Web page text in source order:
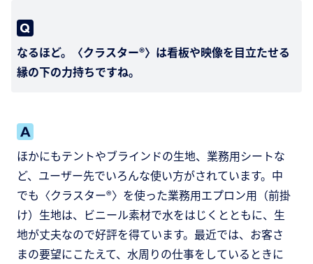
なるほど。〈クラスター®〉は看板や映像を目立たせる
縁の下の力持ちですね。
ほかにもテントやブラインドの生地、業務用シートな
ど、ユーザー先でいろんな使い方がされています。中
でも〈クラスター®〉を使った業務用エプロン用（前掛
け）生地は、ビニール素材で水をはじくとともに、生
地が丈夫なので好評を得ています。最近では、お客さ
まの要望にこたえて、水周りの仕事をしているときに